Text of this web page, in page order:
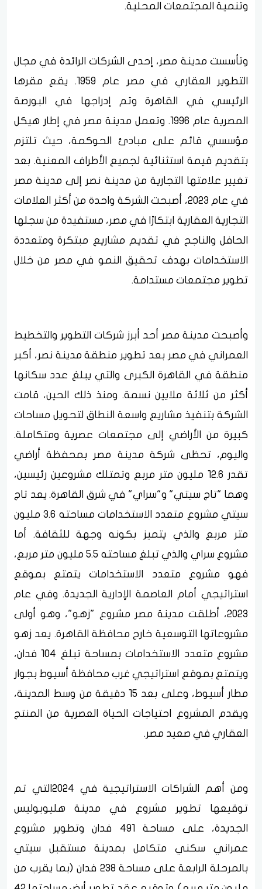
وتنمية المجتمعات المحلية.
وتأسست مدينة مصر، إحدى الشركات الرائدة في مجال
التطوير العقاري في مصر عام 1959. يقع مقرها
الرئيسي في القاهرة وتم إدراجها في البورصة
المصرية عام 1996. وتعمل مدينة مصر في إطار هيكل
مؤسسي قائم على مبادئ الحوكمة، حيث تلتزم
بتقديم قيمة استثنائية لجميع الأطراف المعنية. بعد
تغيير علامتها التجارية من مدينة نصر إلى مدينة مصر
في عام 2023، أصبحت الشركة واحدة من أكثر العلامات
التجارية العقارية ابتكارًا في مصر، مستفيدة من سجلها
الحافل والناجح في تقديم مشاريع مبتكرة ومتعددة
الاستخدامات بهدف تحقيق النمو في مصر من خلال
تطوير مجتمعات مستدامة.
وأصبحت مدينة مصر أحد أبرز شركات التطوير والتخطيط
العمراني في مصر بعد تطوير منطقة مدينة نصر، أكبر
منطقة في القاهرة الكبرى والتي يبلغ عدد سكانها
أكثر من ثلاثة ملايين نسمة. ومنذ ذلك الحين، قامت
الشركة بتنفيذ مشاريع واسعة النطاق لتحويل مساحات
كبيرة من الأراضي إلى مجتمعات عصرية ومتكاملة.
واليوم، تحظى شركة مدينة مصر بمحفظة أراضي
تقدر 12.6 مليون متر مربع وتمتلك مشروعين رئيسين،
وهما "تاج سيتي" و"سراي" في شرق القاهرة. يعد تاج
سيتي مشروع متعدد الاستخدامات مساحته 3.6 مليون
متر مربع والذي يتميز بكونه وجهة للثقافة. أما
مشروع سراي والذي تبلغ مساحته 5.5 مليون متر مربع،
فهو مشروع متعدد الاستخدامات يتمتع بموقع
استراتيجي أمام العاصمة الإدارية الجديدة. وفي عام
2023، أطلقت مدينة مصر مشروع "زهو"، وهو أولى
مشروعاتها التوسعية خارج محافظة القاهرة. يعد زهو
مشروع متعدد الاستخدامات بمساحة تبلغ 104 فدان،
ويتمتع بموقع استراتيجي غرب محافظة أسيوط بجوار
مطار أسيوط، وعلى بعد 15 دقيقة من وسط المدينة،
ويقدم المشروع احتياجات الحياة العصرية من المنتج
العقاري في صعيد مصر.
ومن أهم الشراكات الاستراتيجية في 2024التي تم
توقيعها تطوير مشروع في مدينة هليوبوليس
الجديدة، على مساحة 491 فدان وتطوير مشروع
عمراني سكني متكامل بمدينة مستقبل سيتي
بالمرحلة الرابعة على مساحة 238 فدان (بما يقرب من